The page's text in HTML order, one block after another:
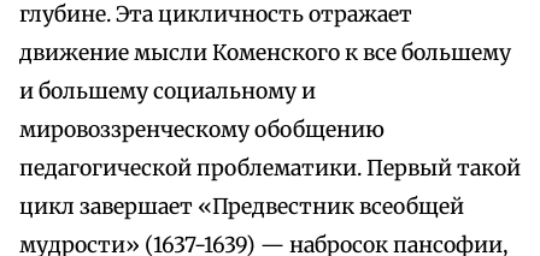
глубине. Эта цикличность отражает
движение мысли Коменского к все большему
и большему социальному и
мировоззренческому обобщению
педагогической проблематики. Первый такой
цикл завершает «Предвестник всеобщей
мудрости» (1637-1639) — набросок пансофии,